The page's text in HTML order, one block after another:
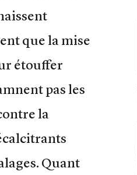
que la mise
étouffer
pas les
la
Quant